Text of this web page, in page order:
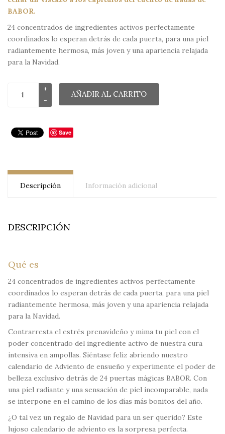
era:
BABOR.
24 concentrados de ingredientes activos perfectamente
coordinados lo esperan detrás de cada puerta, para una piel
radiantemente hermosa, más joven y una apariencia relajada
para la Navidad.
AÑADIR AL CARRITO
Save
Descripción Información adicional
DESCRIPCIÓN
Qué es
24 concentrados de ingredientes activos perfectamente
coordinados lo esperan detrás de cada puerta, para una piel
radiantemente hermosa, más joven y una apariencia relajada
para la Navidad.
Contrarresta el estrés prenavideño y mima tu piel con el
poder concentrado del ingrediente activo de nuestra cura
intensiva en ampollas. Siéntase feliz abriendo nuestro
calendario de Adviento de ensueño y experimente el poder de
belleza exclusivo detrás de 24 puertas mágicas BABOR. Con
una piel radiante y una sensación de piel incomparable, nada
se interpone en el camino de los días más bonitos del año.
¿O tal vez un regalo de Navidad para un ser querido? Este
lujoso calendario de adviento es la sorpresa perfecta.